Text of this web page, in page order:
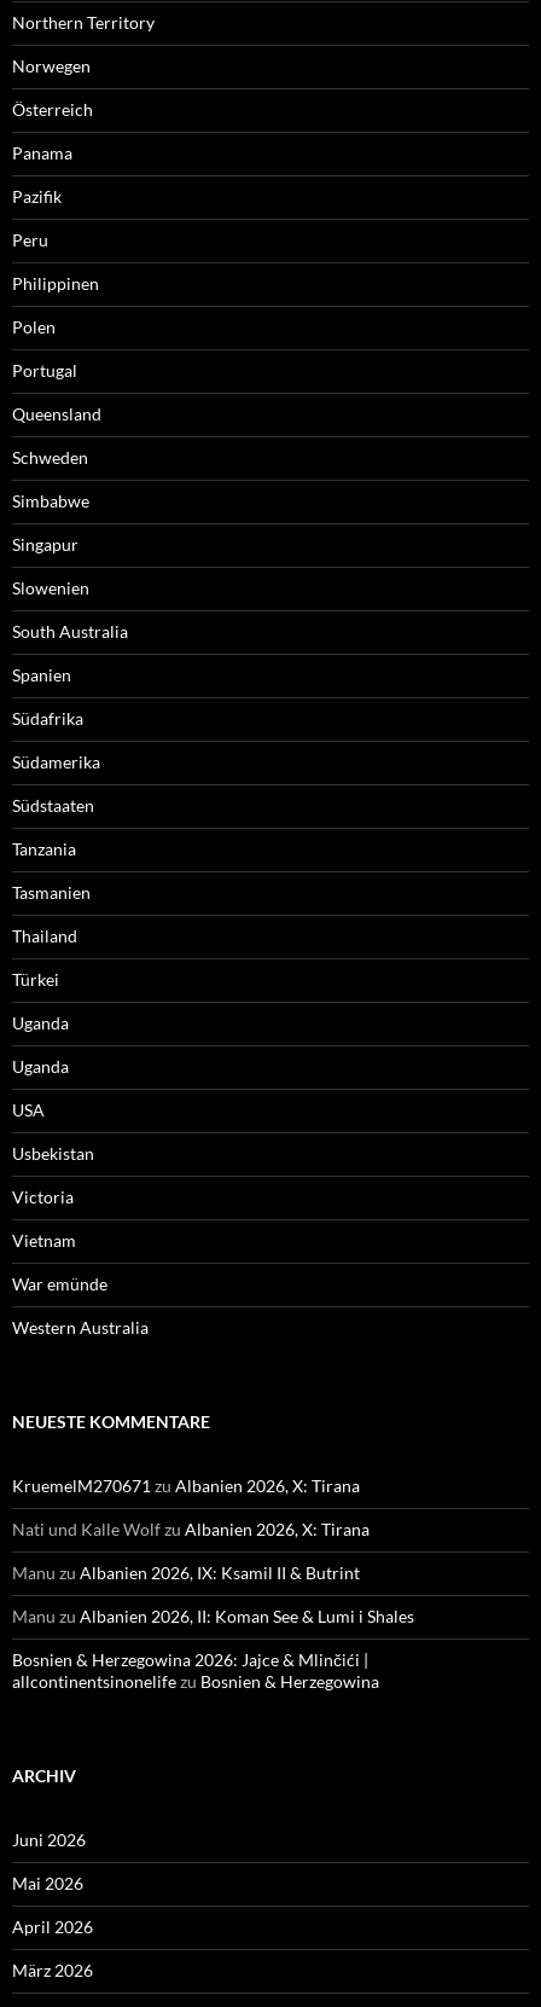
Northern Territory
Norwegen
Österreich
Panama
Pazifik
Peru
Philippinen
Polen
Portugal
Queensland
Schweden
Simbabwe
Singapur
Slowenien
South Australia
Spanien
Südafrika
Südamerika
Südstaaten
Tanzania
Tasmanien
Thailand
Türkei
Uganda
Uganda
USA
Usbekistan
Victoria
Vietnam
War emünde
Western Australia
NEUESTE KOMMENTARE
KruemelM270671 zu Albanien 2026, X: Tirana
Nati und Kalle Wolfzu Albanien 2026, X: Tirana
Manu zu Albanien 2026, IX: Ksamil II & Butrint
Manu zu Albanien 2026, II: Koman See & Lumi i Shales
Bosnien & Herzegowina 2026: Jajce & Mlinčići |
allcontinentsinonelifezu Bosnien & Herzegowina
ARCHIV
Juni 2026
Mai 2026
April 2026
März 2026